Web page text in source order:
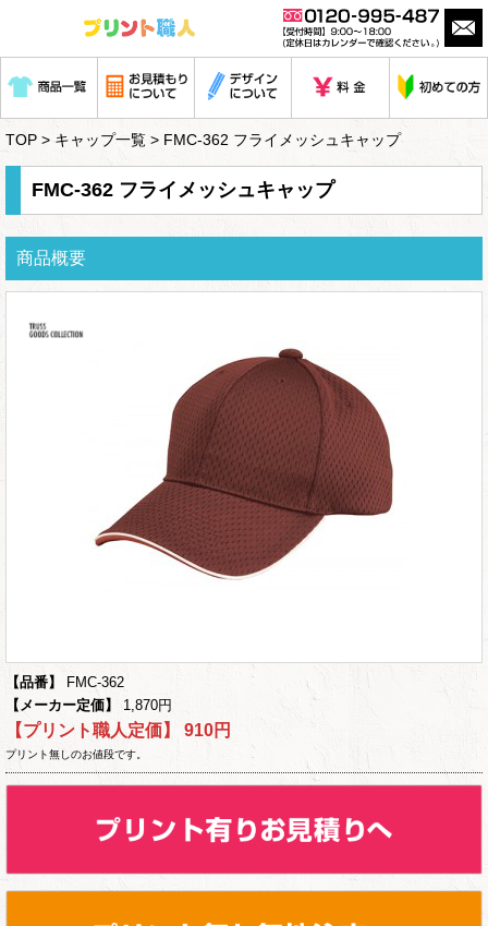
TOP > キャップ一覧 > FMC-362 フライメッシュキャップ
FMC-362 フライメッシュキャップ
商品概要
【品番】
FMC-362
【メーカー定価】
1,870円
【プリント職人定価】 910円
プリント無しのお値段です。